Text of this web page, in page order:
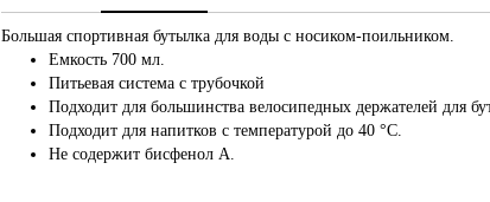
Большая спортивная бутылка для воды с носиком-поильником.
Емкость 700 мл.
Питьевая система с трубочкой
Подходит для большинства велосипедных держателей для
Подходит для напитков с температурой до 40 °C.
Не содержит бисфенол А.